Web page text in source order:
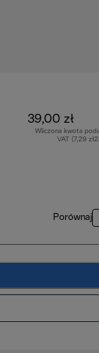
39,00 zł
Wliczona kwota
VAT (7,29
Porównaj